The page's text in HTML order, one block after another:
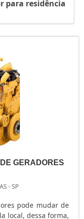
para residência
GERADORES
- SP
pode mudar de
local, dessa forma,